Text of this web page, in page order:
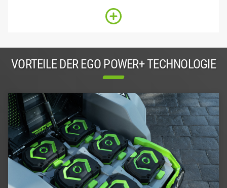
VORTEILE DER EGO POWER+ TECHNOLOGIE